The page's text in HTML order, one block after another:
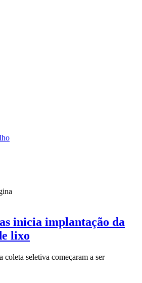
inicia implantação da
lixo
coleta seletiva começaram a ser